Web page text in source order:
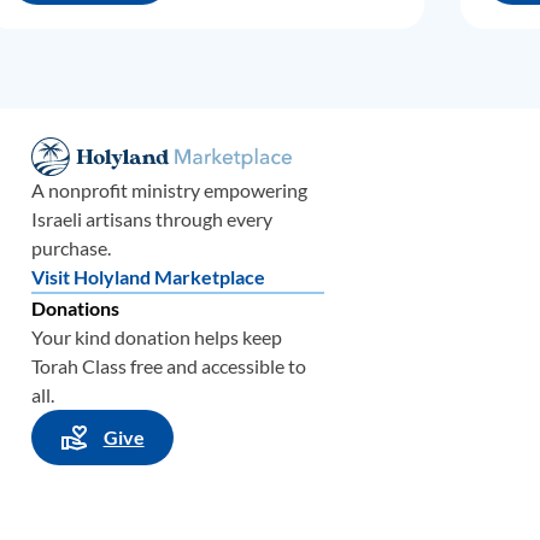
el
A nonprofit ministry empowering
Israeli artisans through every
purchase.
Visit Holyland Marketplace
Donations
Your kind donation helps keep
Torah Class free and accessible to
all.
Give